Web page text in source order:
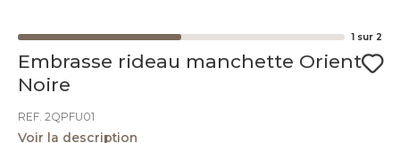
1 sur 2
Embrasse rideau manchette Orient
Noire
REF. 2QPFU01
Voir la description